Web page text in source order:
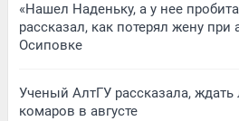
«Нашел Наденьку, а у нее
рассказал, как потерял жену
Осиповке
Ученый АлтГУ рассказала,
комаров в августе